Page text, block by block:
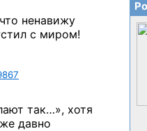
ненавижу
с миром!
так…», хотя
давно